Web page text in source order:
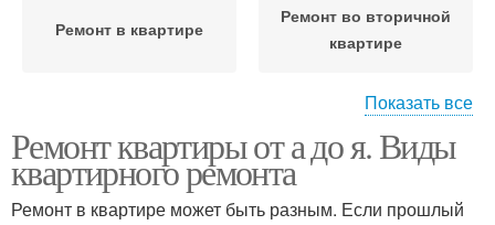
Ремонт в квартире
Ремонт во вторичной
квартире
минимальным
бюджетом+перепланировка
Квартиры в
новостройке
Показать все
Ремонт квартиры от а до я. Виды
квартирного ремонта
Ремонт в квартире может быть разным. Если прошлый